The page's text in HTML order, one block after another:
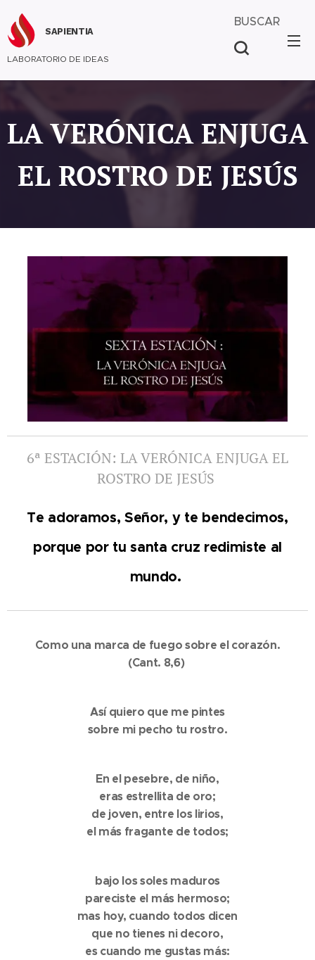
SAPIENTIA
LABORATORIO DE IDEAS
BUSCAR
LA VERÓNICA ENJUGA
EL ROSTRO DE JESÚS
6ª ESTACIÓN: LA VERÓNICA ENJUGA EL
ROSTRO DE JESÚS
Te adoramos, Señor, y te bendecimos,
porque por tu santa cruz redimiste al
mundo.
Como una marca de fuego sobre el corazón.
(Cant. 8,6)
Así quiero que me pintes
sobre mi pecho tu rostro.
En el pesebre, de niño,
eras estrellita de oro;
de joven, entre los lirios,
el más fragante de todos;
bajo los soles maduros
pareciste el más hermoso;
mas hoy, cuando todos dicen
que no tienes ni decoro,
es cuando me gustas más: